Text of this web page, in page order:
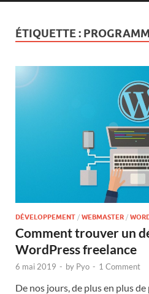
ÉTIQUETTE :
DÉVELOPPEMENT / WEBMASTER /
Comment trouver un
WordPress freelance
6 mai 2019 - by Pyo - 1 Comment
De nos jours, de plus en plus